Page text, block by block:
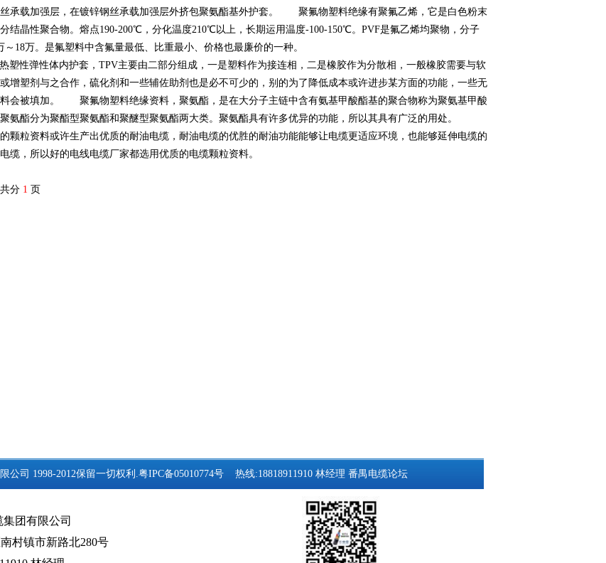
承载加强层，在镀锌钢丝承载加强层外挤包聚氨酯基外护套。 聚氟物塑料绝缘有聚氟乙烯，它是白色粉末
结晶性聚合物。熔点190-200℃，分化温度210℃以上，长期运用温度-100-150℃。PVF是氟乙烯均聚物，分子
～18万。是氟塑料中含氟量最低、比重最小、价格也最廉价的一种。
塑性弹性体内护套，TPV主要由二部分组成，一是塑料作为接连相，二是橡胶作为分散相，一般橡胶需要与软
增塑剂与之合作，硫化剂和一些辅佐助剂也是必不可少的，别的为了降低成本或许进步某方面的功能，一些无
会被填加。 聚氟物塑料绝缘资料，聚氨酯，是在大分子主链中含有氨基甲酸酯基的聚合物称为聚氨基甲酸
氨酯分为聚酯型聚氨酯和聚醚型聚氨酯两大类。聚氨酯具有许多优异的功能，所以其具有广泛的用处。
颗粒资料或许生产出优质的耐油电缆，耐油电缆的优胜的耐油功能能够让电缆更适应环境，也能够延伸电缆的
缆，所以好的电线电缆厂家都选用优质的电缆颗粒资料。
分 1 页
公司 1998-2012保留一切权利.粤IPC备05010774号热线:18818911910 林经理 番禺电缆论坛
团有限公司
村镇市新路北280号